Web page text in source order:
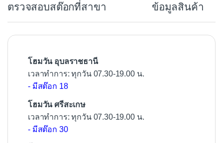
o
o
ตรวจสอบสต๊อกที่สาขา ข้อมูลสินค้า
โฮมวัน อุบลราชธานี
เวลาทำการ: ทุกวัน 07.30-19.00 น.
- มีสต๊อก 18
โฮมวัน ศรีสะเกษ
เวลาทำการ: ทุกวัน 07.30-19.00 น.
- มีสต๊อก 30